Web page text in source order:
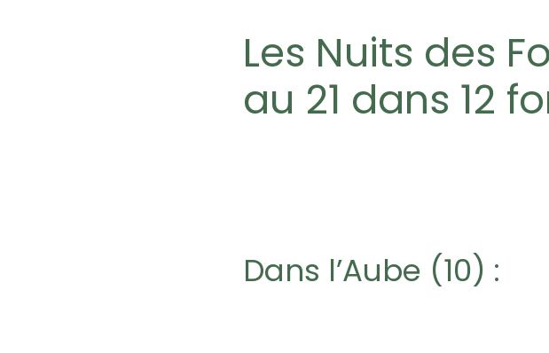
Les Nuits des
au 21 dans 12
Dans l’Aube (10) :